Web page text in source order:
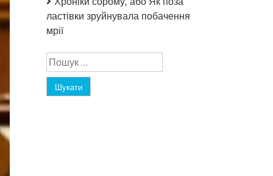
ластівки зруйнувала побачення
мрії
Пошук: